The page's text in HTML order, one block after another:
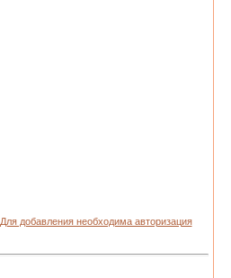
Для добавления необходима авторизация